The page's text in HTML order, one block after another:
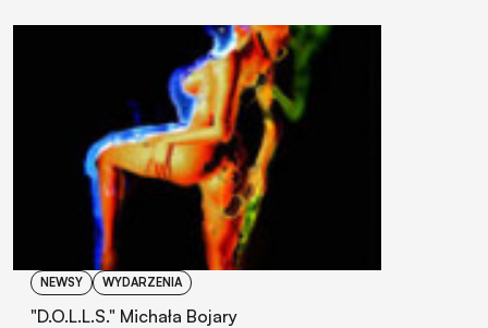
NEWSY WYDARZENIA
"D.O.L.L.S." Michała Bojary